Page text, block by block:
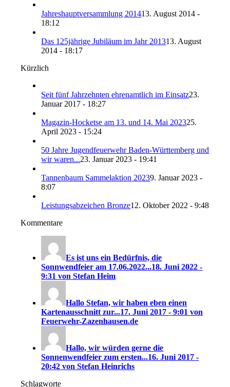
Jahreshauptversammlung 201413. August 2014 -
18:12
Das 125jährige Jubiläum im Jahr 201313. August
2014 - 18:17
Kürzlich
Seit fünf Jahrzehnten ehrenamtlich im Einsatz23.
Januar 2017 - 18:27
Magazin-Hocketse am 13. und 14. Mai 202325.
April 2023 - 15:24
50 Jahre Jugendfeuerwehr Baden-Württemberg und
wir waren...23. Januar 2023 - 19:41
Tannenbaum Sammelaktion 20239. Januar 2023 -
8:07
Leistungsabzeichen Bronze12. Oktober 2022 - 9:48
Kommentare
Es ist uns ein Bedürfnis, die
Sonnwendfeier am 17.06.2022...18. Juni 2022 -
9:31 von Stefan Heim
Hallo Stefan, wir haben eben einen
Kartenausschnitt zur...17. Juni 2017 - 9:01 von
Feuerwehr-Zazenhausen.de
Hallo, wir würden gerne die
Sonnenwendfeier zum ersten...16. Juni 2017 -
20:42 von Stefan Heinrichs
Schlagworte